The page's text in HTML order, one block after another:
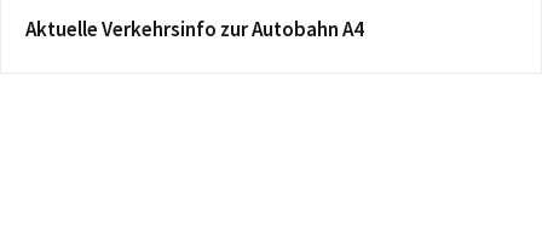
Aktuelle Verkehrsinfo zur Autobahn A4